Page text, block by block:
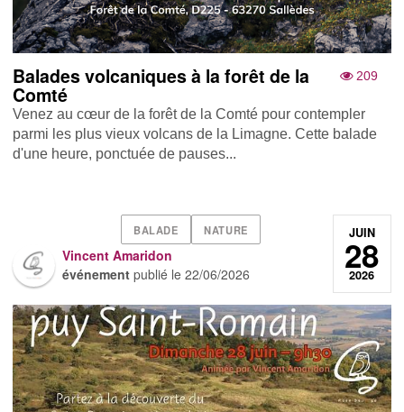
209
Balades volcaniques à la forêt de la
Comté
Venez au cœur de la forêt de la Comté pour contempler
parmi les plus vieux volcans de la Limagne. Cette balade
d'une heure, ponctuée de pauses...
BALADE NATURE
Vincent Amaridon
événement publié le22/06/2026
JUIN
28
2026